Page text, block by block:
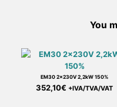
You
EM30 2x230V 2,2kW 150%
352,10€ +IVA/TVA/VAT